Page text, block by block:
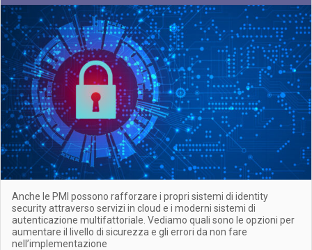
Anche le PMI possono rafforzare i propri sistemi di identity
security attraverso servizi in cloud e i moderni sistemi di
autenticazione multifattoriale. Vediamo quali sono le opzioni per
aumentare il livello di sicurezza e gli errori da non fare
nell’implementazione